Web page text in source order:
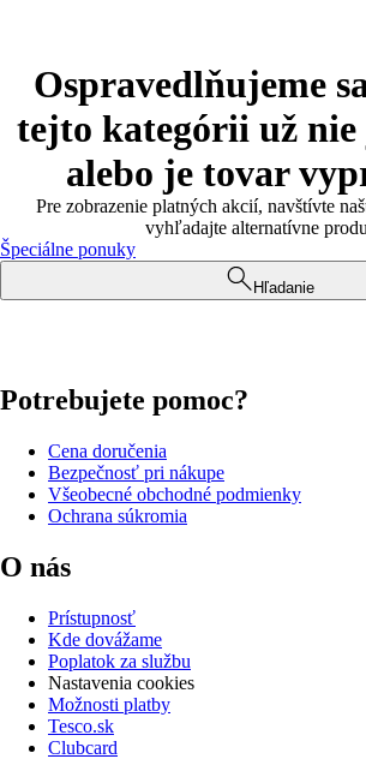
Ospravedlňujeme
tejto kategórii už
alebo je tovar
Pre zobrazenie platných akcií, navštívte
vyhľadajte alternatívne
Špeciálne ponuky
Hľadanie
Potrebujete pomoc?
Cena doručenia
Bezpečnosť pri nákupe
Všeobecné obchodné podmienky
Ochrana súkromia
O nás
Prístupnosť
Kde dovážame
Poplatok za službu
Nastavenia cookies
Možnosti platby
Tesco.sk
Clubcard